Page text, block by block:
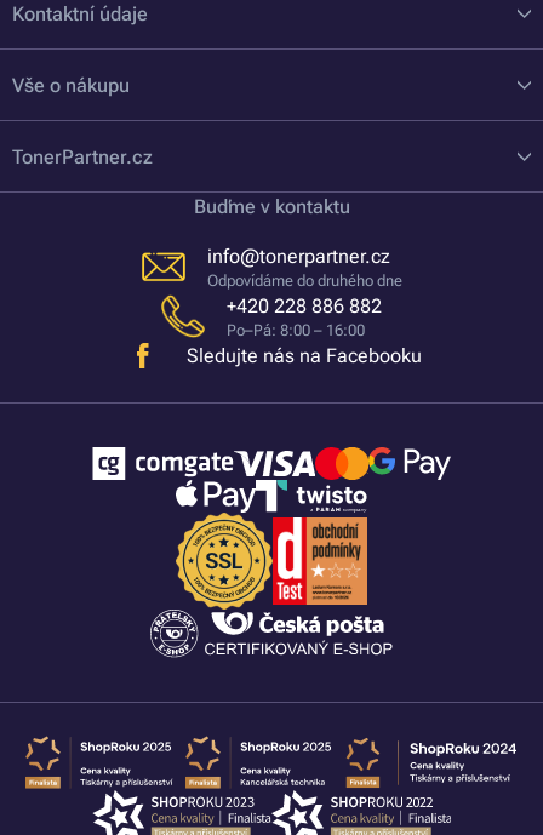
Kontaktní údaje
Vše o nákupu
TonerPartner.cz
Buďme v kontaktu
info@tonerpartner.cz
Odpovídáme do druhého dne
+420 228 886 882
Po–Pá: 8:00 – 16:00
Sledujte nás na Facebooku